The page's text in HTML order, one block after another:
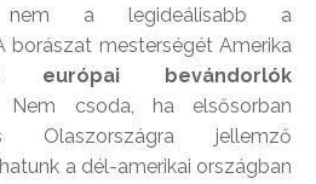
nem a legideálisabb a
borászat mesterségét Amerika
európai bevándorlók
Nem csoda, ha elsősorban
Olaszországra jellemző
a dél-amerikai országban